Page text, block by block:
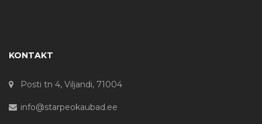
KONTAKT
Posti tn 4, Viljandi, 71004
info@starpeokaubad.ee